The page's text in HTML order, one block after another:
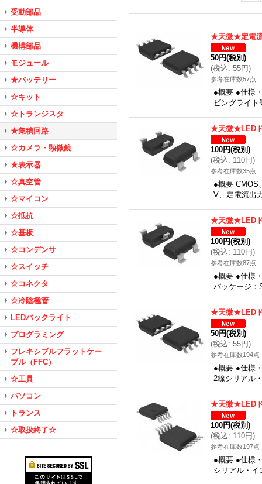
受動部品
半導体
機構部品
モジュール
★バッテリー
☆キット
☆トランジスタ
★集積回路
☆カメラ・顕微鏡
★表示器
☆真空管
☆マイコン
☆抵抗
☆基板
☆コンデンサ
☆スイッチ
☆コネクタ
☆冷陰極管
LEDバックライト
プログラミング
フレキシブルフラットケー
ブル（FFC）
☆工具
パソコン
トランス
☆取扱終了☆
★天微★定電
50円(税別)
(税込: 55円)
参考在庫数57点
●概要 ●仕様
ビングライ
★天微★LED
100円(税別)
(税込: 110円)
参考在庫数35点
●概要 CMOS
V、定電流出
★天微★LED
100円(税別)
(税込: 110円)
参考在庫数87点
●概要 ●仕様
パッケージ：
★天微★LED
50円(税別)
(税込: 55円)
参考在庫数194点
●概要 ●仕様
2線シリアル
★天微★LED
100円(税別)
(税込: 110円)
参考在庫数197点
●概要 ●仕様
シリアル・